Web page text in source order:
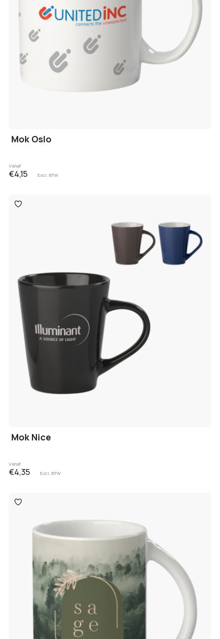
Mok Oslo
Vanaf
€4,15 Excl. BTW
Toevoegen
aan
Mok Nice
Vanaf
€4,35 Excl. BTW
Toevoegen
aan